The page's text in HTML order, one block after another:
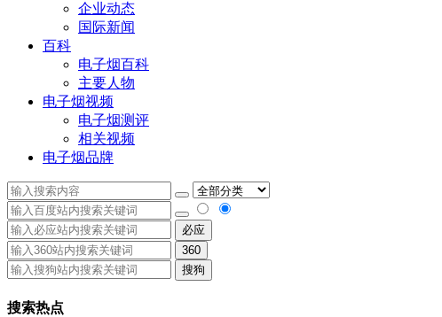
企业动态
国际新闻
百科
电子烟百科
主要人物
电子烟视频
电子烟测评
相关视频
电子烟品牌
必应
360
搜狗
搜索热点